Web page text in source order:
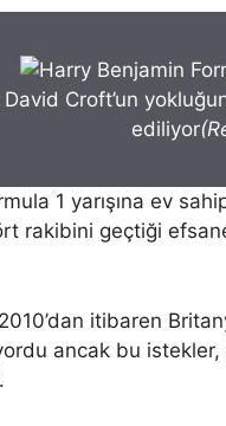
Croft’un
ediliyor
1 yarışına ev
rakibini geçtiği
itibaren
ancak bu